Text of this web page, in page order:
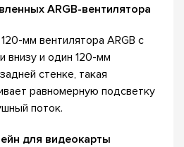
ARGB-вентилятора
мм вентилятора ARGB с
внизу и один 120-мм
стенке, такая
равномерную подсветку
поток.
для видеокарты